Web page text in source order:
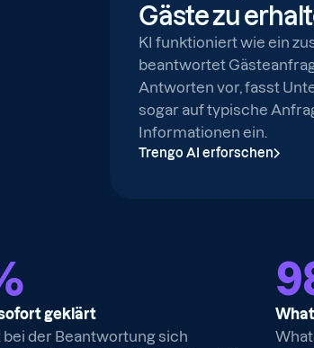
Gäste zu
KI funktioniert wie ein
beantwortet
Antworten vor, fasst
sogar auf typische
Informationen ein.
Trengo AI erforschen
geklärt
bei der Beantwortung sich